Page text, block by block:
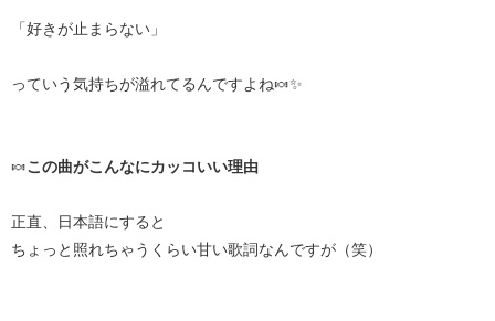
「好きが止まらない」
っていう気持ちが溢れてるんですよね🍬✨
🍬この曲がこんなにカッコいい理由
正直、日本語にすると
ちょっと照れちゃうくらい甘い歌詞なんですが（笑）